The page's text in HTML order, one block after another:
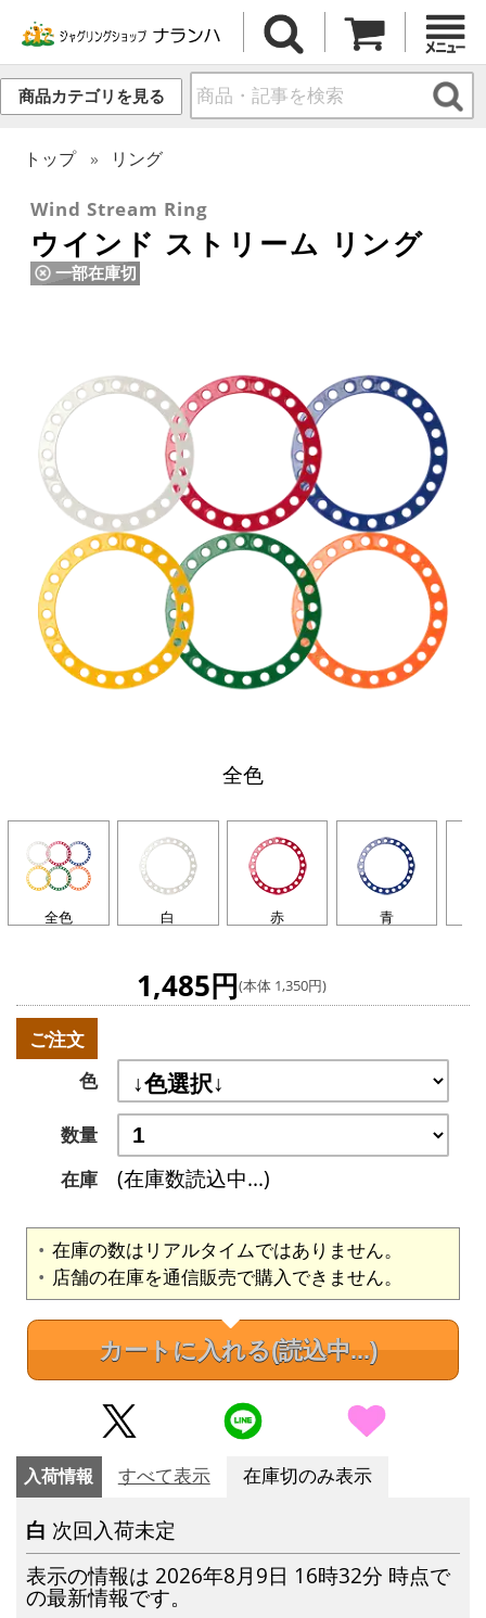
商品カテゴリを見る
トップ リング
Wind Stream Ring
ウインド ストリーム リング
一部在庫切
全色
全色 白 赤 青
1,485円(本体 1,350円)
ご注文
色
数量
在庫
(在庫数読込中...)
在庫の数はリアルタイムではありません。
店舗の在庫を通信販売で購入できません。
カートに入れる(読込中...)
入荷情報 すべて表示 在庫切のみ表示
白 次回入荷未定
表示の情報は 2026年8月9日 16時32分 時点で
の最新情報です。